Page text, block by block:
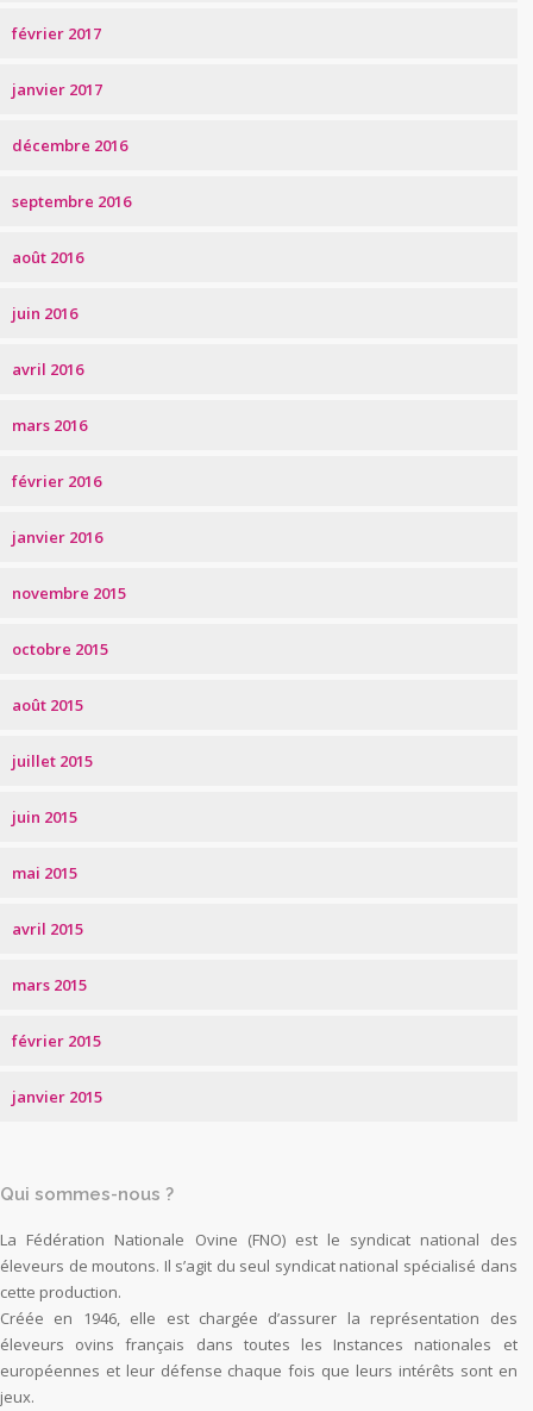
février 2017
janvier 2017
décembre 2016
septembre 2016
août 2016
juin 2016
avril 2016
mars 2016
février 2016
janvier 2016
novembre 2015
octobre 2015
août 2015
juillet 2015
juin 2015
mai 2015
avril 2015
mars 2015
février 2015
janvier 2015
Qui sommes-nous ?
La Fédération Nationale Ovine (FNO) est le syndicat national des
éleveurs de moutons. Il s’agit du seul syndicat national spécialisé dans
cette production.
Créée en 1946, elle est chargée d’assurer la représentation des
éleveurs ovins français dans toutes les Instances nationales et
européennes et leur défense chaque fois que leurs intérêts sont en
jeux.